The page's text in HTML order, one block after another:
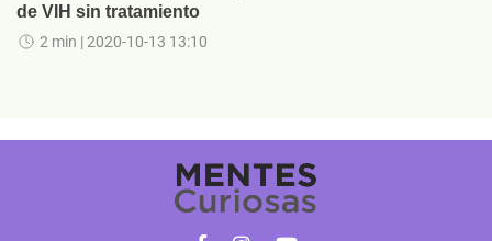
de VIH sin tratamiento
2 min | 2020-10-13 13:10